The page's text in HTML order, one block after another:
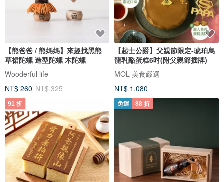
【熊爸爸 / 熊媽媽】來趣找黑熊
草裙陀螺 造型陀螺 木陀螺
Wooderful life
NT$ 260 NT$ 325
【起士公爵】父親節限定-琥珀烏
龍乳酪蛋糕6吋(附父親節插牌)
MOL 美食嚴選
NT$ 1,080
91 折 免運 88 折